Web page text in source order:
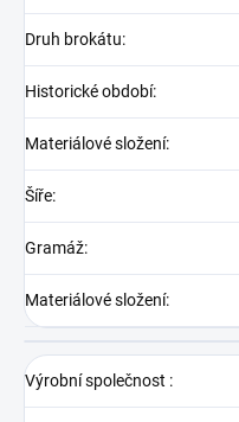
Druh brokátu:
Historické období:
Materiálové složení:
Šíře:
Gramáž:
Materiálové složení:
Výrobní společnost :